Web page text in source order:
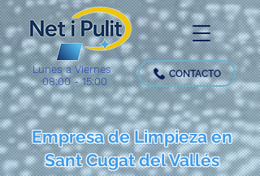
CONTACTO
Lunes a Viernes
08:00 - 15:00
Empresa de Limpieza en
Sant Cugat del Vallés